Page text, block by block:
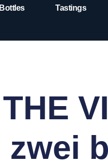
Bottles Tastings
THE
zwei